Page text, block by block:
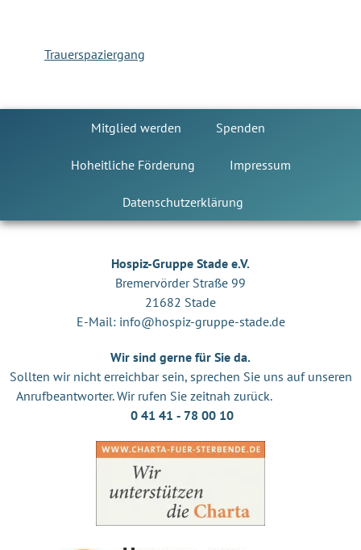
Trauerspaziergang
Mitglied werden Spenden
Hoheitliche Förderung Impressum
Datenschutzerklärung
Hospiz-Gruppe Stade e.V.
Bremervörder Straße 99
21682 Stade
E-Mail: info@hospiz-gruppe-stade.de
Wir sind gerne für Sie da.
Sollten wir nicht erreichbar sein, sprechen Sie uns auf unseren
Anrufbeantworter. Wir rufen Sie zeitnah zurück.
0 41 41 ‐ 78 00 10